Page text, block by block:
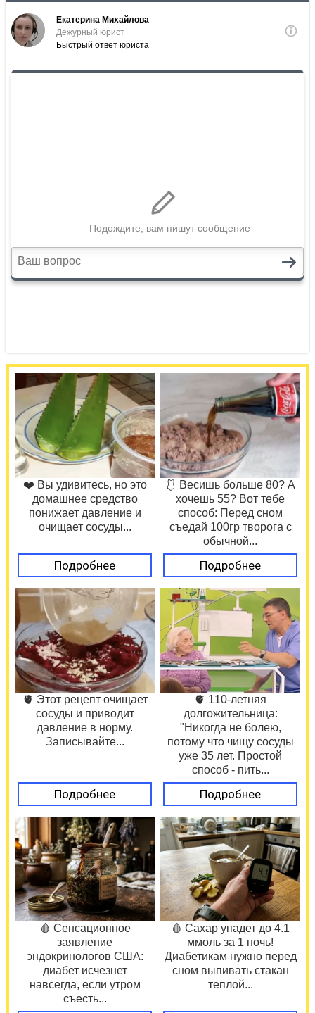
❤️ Вы удивитесь, но это
домашнее средство
понижает давление и
очищает сосуды...
Подробнее
🩱 Весишь больше 80? А
хочешь 55? Вот тебе
способ: Перед сном
съедай 100гр творога с
обычной...
Подробнее
🫀 Этот рецепт очищает
сосуды и приводит
давление в норму.
Записывайте...
Подробнее
🫀 110-летняя
долгожительница:
"Никогда не болею,
потому что чищу сосуды
уже 35 лет. Простой
способ - пить...
Подробнее
🩸 Сенсационное
заявление
эндокринологов США:
диабет исчезнет
навсегда, если утром
съесть...
🩸 Сахар упадет до 4.1
ммоль за 1 ночь!
Диабетикам нужно перед
сном выпивать стакан
теплой...